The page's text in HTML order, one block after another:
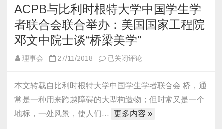
医
疗
机
构
ACPB与比利时根特大学中国学生学
者联合会联合举办：美国国家工程院
邓文中院士谈“桥梁美学”
理事会 27/11/2018
ACPB
比
利
已关闭评论
本文转载自比利时根特大学中国学生学者联合会 桥，通
常是一种用来跨越障碍的大型构造物；但时常又是一个
地标，一处风景，使人们…
更多内容 »